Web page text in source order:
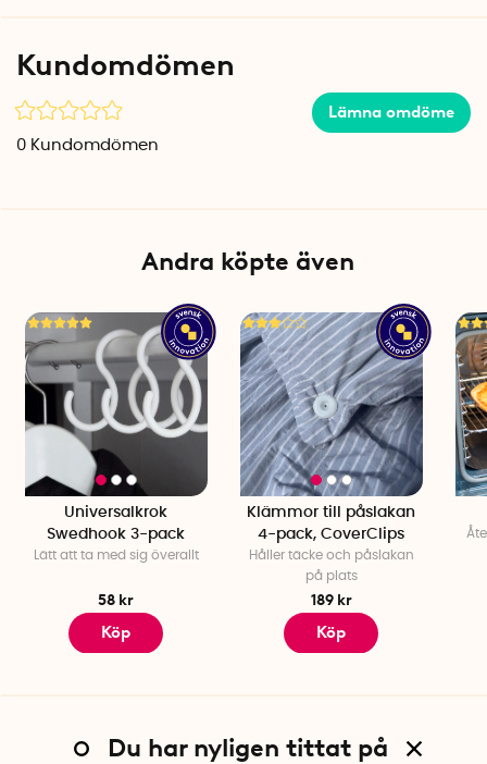
Specifikationer
Mått: 11,8 x 7,7 x 3 cm (L x B x H)
Material: BPA-fri plast
Kundomdömen
Lämna omdöme
0 Kundomdömen
Andra köpte även
Universalkrok
Swedhook 3-pack
Lätt att ta med sig överallt
58 kr
Köp
Klämmor till påslakan
4-pack, CoverClips
Håller täcke och påslakan
på plats
189 kr
Köp
Du har nyligen tittat på